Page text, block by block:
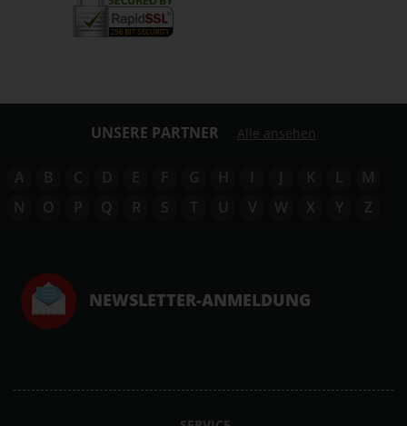
UNSERE PARTNER Alle ansehen
A B C D E F G H I J K L
M
N
O P Q R S T U V W X Y Z
NEWSLETTER-ANMELDUNG